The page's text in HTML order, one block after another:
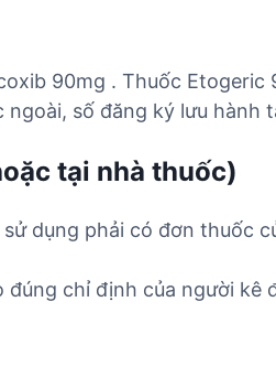
90mg . Thuốc
số đăng ký lưu hành
tại nhà thuốc)
dụng phải có đơn thuốc
chỉ định của người